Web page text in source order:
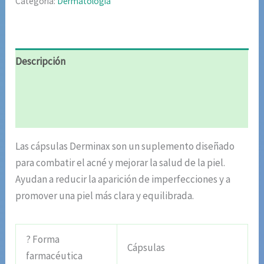
Descripción
Las cápsulas Derminax son un suplemento diseñado
para combatir el acné y mejorar la salud de la piel.
Ayudan a reducir la aparición de imperfecciones y a
promover una piel más clara y equilibrada.
? Forma
farmacéutica
Cápsulas